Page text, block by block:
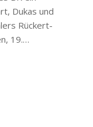
Dukas und
Rückert-
19.…